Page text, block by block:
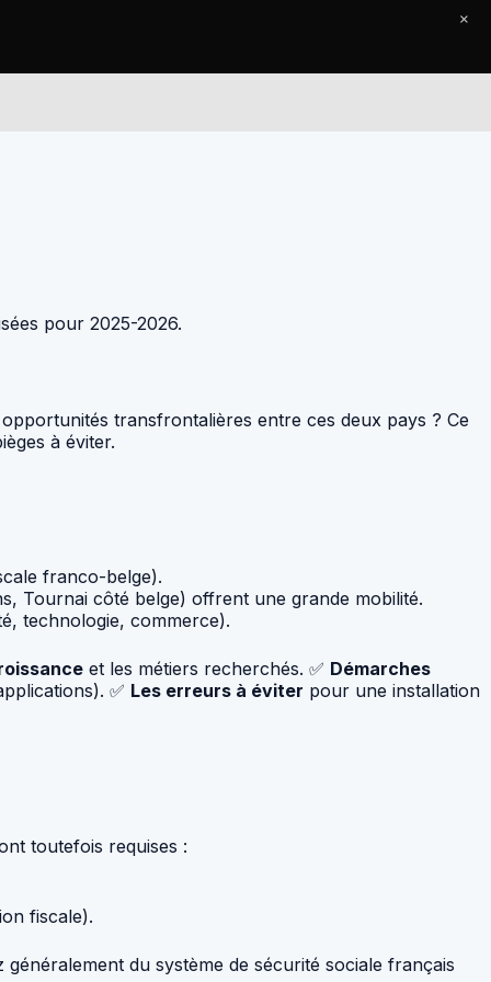
pour 2025-2026.
transfrontalières entre ces deux pays ? Ce
à éviter.
franco-belge).
Tournai côté belge) offrent une grande mobilité.
technologie, commerce).
et les métiers recherchés. ✅ Démarches
✅ Les erreurs à éviter pour une installation
toutefois requises :
fiscale).
du système de sécurité sociale français
×